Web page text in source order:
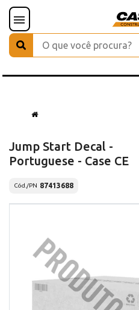
Jump Start Decal -
Portuguese - Case CE
Cód./PN 87413688